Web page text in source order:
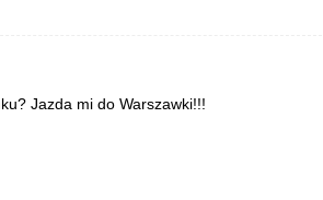
Jazda mi do Warszawki!!!